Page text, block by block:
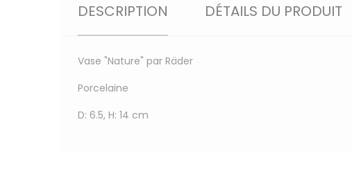
DESCRIPTION DÉTAILS DU PRODUIT
Vase "Nature" par Räder
Porcelaine
D: 6.5, H: 14 cm